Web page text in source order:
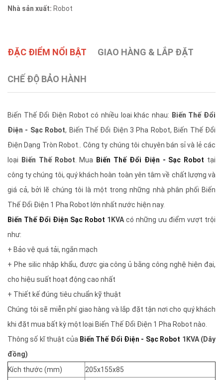
Nhà sản xuất: Robot
ĐẶC ĐIỂM NỔI BẬT GIAO HÀNG & LẮP ĐẶT
CHẾ ĐỘ BẢO HÀNH
Biến Thế Đổi Điện Robot có nhiều loai khác nhau: Biến Thế Đổi
Điện - Sạc Robot, Biến Thế Đổi Điện 3 Pha Robot, Biến Thế Đổi
Điện Dạng Tròn Robot.. Công ty chúng tôi chuyên bán sỉ và lẻ các
loại
Biến Thế Robot . Mua Biến Thế Đổi Điện - Sạc Robot tại
công ty chúng tôi, quý khách hoàn toàn yên tâm về chất lượng và
giá cả, bởi lẽ chúng tôi là một trong những nhà phân phối Biến
Thế Đổi Điện 1 Pha Robot lớn nhất nước hiện nay.
Biến Thế Đổi Điện Sạc Robot 1KVA có những ưu điểm vượt trội
như:
+ Bảo vệ quá tải, ngắn mạch
+ Phe silic nhập khẩu, được gia công ủ bằng công nghệ hiện đại,
cho hiệu suất hoạt động cao nhất
+ Thiết kế đúng tiêu chuẩn kỹ thuật
Chúng tôi sẽ miễn phí giao hàng và lắp đặt tận nơi cho quý khách
khi đặt mua bất kỳ một loại Biến Thế Đổi Điện 1 Pha Robot nào.
Thông số kĩ thuật của Biến Thế Đổi Điện - Sạc Robot 1KVA (Dây
đồng)
Kích thước (mm)
205x155x85